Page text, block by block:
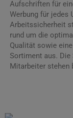
Aufschriften für
Werbung für jedes
Arbeitssicherheit
rund um die
Qualität sowie
Sortiment aus. Die
Mitarbeiter stehen